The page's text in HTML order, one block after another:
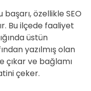
başarı, özellikle SEO
Bu ilçede faaliyet
üstün
yazılmış olan
çıkar ve bağlamı
çeker.